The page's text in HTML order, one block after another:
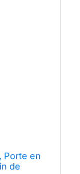
Porte en
de